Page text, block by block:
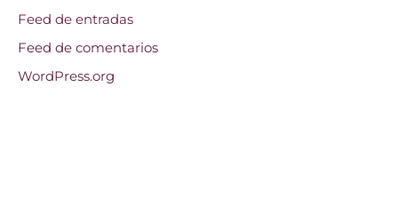
Feed de entradas
Feed de comentarios
WordPress.org